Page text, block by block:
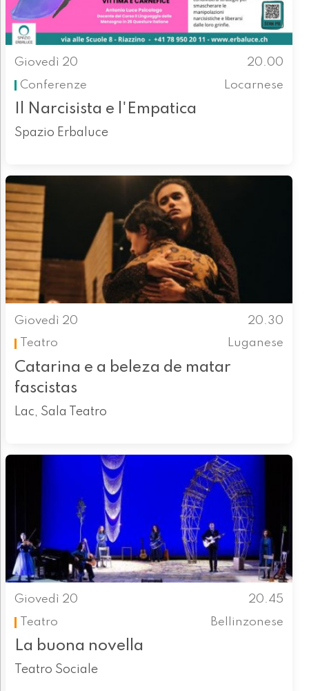
Giovedì 20
20.00
Conferenze
Locarnese
Il Narcisista e l'Empatica
Spazio Erbaluce
Giovedì 20
20.30
Teatro
Luganese
Catarina e a beleza de matar
fascistas
Lac, Sala Teatro
Giovedì 20
20.45
Teatro
Bellinzonese
La buona novella
Teatro Sociale